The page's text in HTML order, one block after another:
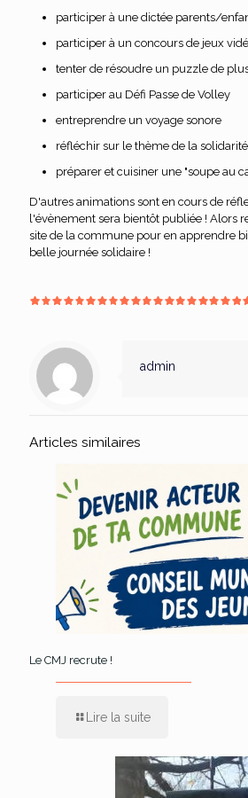
participer à une dictée parents/
participer à un concours de jeux
tenter de résoudre un puzzle de
participer au Défi Passe de Volley
entreprendre un voyage sonore
réfléchir sur le thème de la
préparer et cuisiner une "soupe au
D'autres animations sont en cours de
l'évènement sera bientôt publiée ! Alors
site de la commune pour en apprendre
belle journée solidaire !
admin
Articles similaires
Le CMJ recrute !
Lire la suite